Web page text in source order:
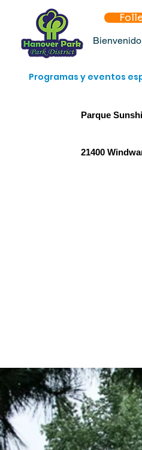
Programas y eventos
Parque
21400